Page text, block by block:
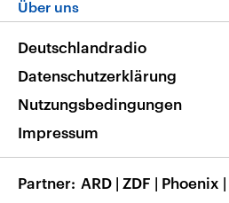
Neue Beiträge auf dlf.de
Deutschlandfunk App
Nachrichten App
Frequenzen
Veranstaltungen
Musikliste
RSS
Über uns
Barrierefreiheit
Deutschlandradio
Datenschutzerklärung
Nutzungsbedingungen
Impressum
Partner ARD | ZDF | Phoenix |